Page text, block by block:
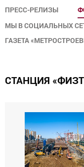
ПРЕСС-РЕЛИЗЫ
МЫ В СОЦИАЛЬНЫХ
ГАЗЕТА
СТАНЦИЯ